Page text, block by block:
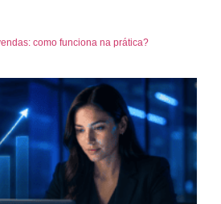
como funciona na prática?